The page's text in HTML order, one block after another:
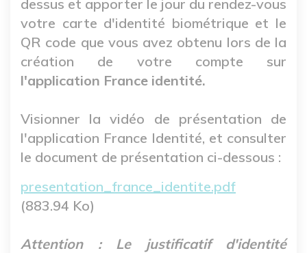
dessus et apporter le jour du rendez-vous
votre carte d'identité biométrique et le
QR code que vous avez obtenu lors de la
création de votre compte sur
l'application France identité.
Visionner la vidéo de présentation de
l'application France Identité, et consulter
le document de présentation ci-dessous :
Fichier
presentation_france_identite.pdf
(883.94 Ko)
Attention : Le justificatif d'identité